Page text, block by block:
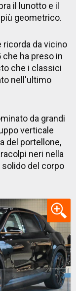
il lunotto e il
geometrico.
ricorda da vicino
che ha preso in
che i classici
nell'ultimo
da grandi
verticale
del portellone,
neri nella
del corpo